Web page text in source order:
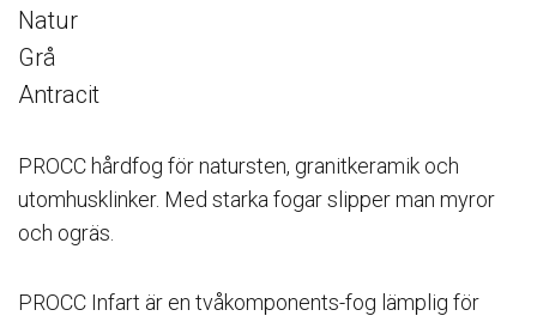
Natur
Grå
Antracit
PROCC hårdfog för natursten, granitkeramik och
utomhusklinker. Med starka fogar slipper man myror
och ogräs.
PROCC Infart är en tvåkomponents-fog lämplig för